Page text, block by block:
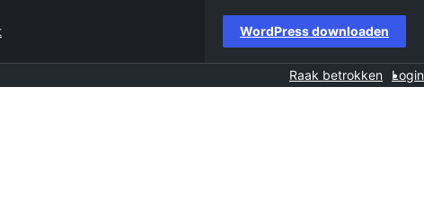
WordPress downloaden
Raak betrokken Login